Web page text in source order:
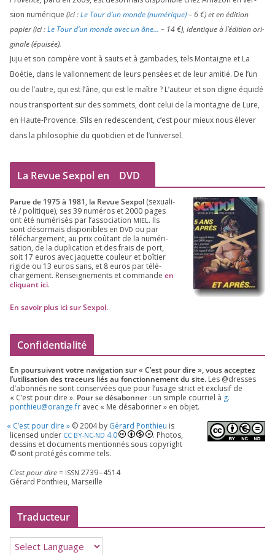
sion numé­rique (ici :Le Tour d’un monde (numé­rique)–6€) et en édi­tion
papier (ici :Le Tour d’un monde avec un âne… – 14€), iden­tique à l’é­di­tion ori­
gi­nale (épui­sée).
Juju et son com­père vont à sauts et à gam­bades, tels Montaigne et La
Boétie, dans le val­lon­ne­ment de leurs pen­sées et de leur ami­tié. De l’un
ou de l’autre, qui est l’âne, qui est le maître ? L’auteur et son digne équi­dé
nous trans­portent sur des som­mets, dont celui de la mon­tagne de Lure,
en Haute-Provence. S’ils en redes­cendent, c’est pour mieux nous éle­ver
dans la phi­lo­so­phie du quo­ti­dien et de l’universel.
La Revue Sexpol en DVD
Parue de 1975à 1981, la Revue Sex­pol (sexua­li­
té /​ poli­tique), ses39 numé­ros et2000 pages
ont été numé­ri­sés par l’as­so­cia­tion MIEL. Ils
sont désor­mais dis­po­nibles en DVD ou par
télé­char­ge­ment, au prix coû­tant de la numé­ri­
sa­tion, de la dupli­ca­tion et des frais de port,
soit 17 euros avec jaquette cou­leur et boî­tier
rigide ou 13 euros sans, et 8 euros par télé­
char­ge­ment. Ren­sei­gne­ments et com­mande en
cli­quant ici.
En savoir plus ici sur Sexpol.
Confidentialité
En pour­sui­vant votre navi­ga­tion sur « C’est pour dire », vous accep­tez
l’utilisation des tra­ceurs liés au fonc­tion­ne­ment du site. Les @dresses
d’a­bon­nés ne sont conser­vées que pour l’u­sage strict et exclu­sif de
« C’est pour dire ». Pour se désa­bon­ner : un simple cour­riel à g.​
ponthieu@​orange.​fr avec « Me désa­bon­ner » en objet.
« C’est pour dire » ©2004by Gérard Ponthieu is
licen­sed under CC BY-NC-ND 4.0
. Photos,
des­sins et docu­ments men­tion­nés sous copy­right
© sont pro­té­gés comme tels.
C’est pour dire= ISSN 2739–4514
Gérard Ponthieu, Marseille
Traducteur